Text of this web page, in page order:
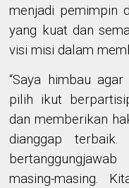
menjadi pemimpin
yang kuat dan
visi misi dalam
“Saya himbau
pilih ikut
dan memberikan
dianggap
masing-masing.